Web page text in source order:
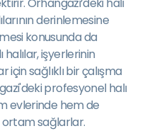
derinlemesine
konusunda da
halılar, işyerlerinin
sağlıklı bir çalışma
profesyonel halı
evlerinde hem de
ortam sağlarlar.